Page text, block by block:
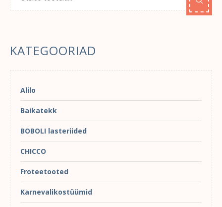
KATEGOORIAD
Alilo
Baikatekk
BOBOLI lasteriided
CHICCO
Froteetooted
Karnevalikostüümid